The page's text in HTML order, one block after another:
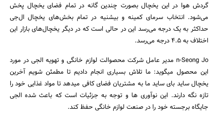
گردش هوا در این یخچال بصورت چندین گانه در تمام فضای یخچال پخش
می‌شود. انتخاب سرمای کمینه و بیشنیه در تمام بخش‌های یخچال ال‌جی
حداکثر به یک درجه می‌رسد این در حالی است که در دیگر یخچال‌های بازار این
اختلاف به 4.5 درجه می‌رسد.
n-Seong Jo مدیر عامل شرکت محصوالت لوازم خانگی و تهویه الجی در مورد
این محصول میگوید: ما تلاش بسیاری انجام دادیم تا مطمئن شویم آخرین
یخچال ساید بای ساید ما به مشتریان فضای کافی میدهد تا مواد غذایی خود را
تازه نگه دارند. این نوآوری ها و توجه به جزئیات است که باعث شده الجی
جایگاه برجسته خود را در صنعت لوازم خانگی حفظ کند.